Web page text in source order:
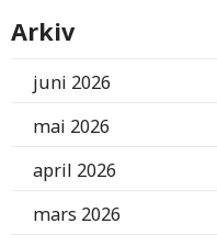
Arkiv
juni 2026
mai 2026
april 2026
mars 2026